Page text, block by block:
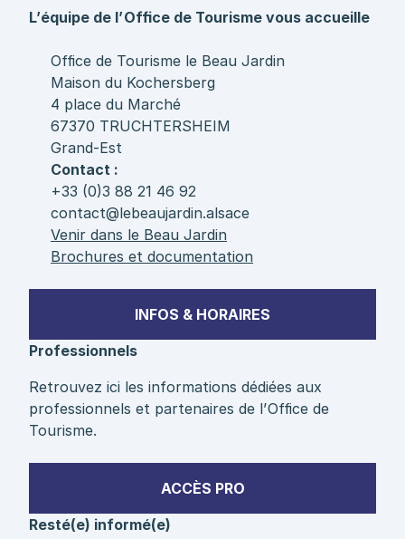
L’équipe de l’Office de Tourisme vous accueille
Office de Tourisme le Beau Jardin
Maison du Kochersberg
4 place du Marché
67370 TRUCHTERSHEIM
Grand-Est
Contact :
+33 (0)3 88 21 46 92
contact@lebeaujardin.alsace
Venir dans le Beau Jardin
Brochures et documentation
INFOS & HORAIRES
Professionnels
Retrouvez ici les informations dédiées aux
professionnels et partenaires de l’Office de
Tourisme.
ACCÈS PRO
Resté(e) informé(e)